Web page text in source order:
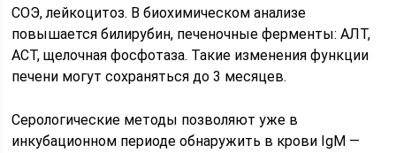
СОЭ, лейкоцитоз. В биохимическом анализе
повышается билирубин, печеночные ферменты: АЛТ,
АСТ, щелочная фосфотаза. Такие изменения функции
печени могут сохраняться до 3 месяцев.
Серологические методы позволяют уже в
инкубационном периоде обнаружить в крови IgM —